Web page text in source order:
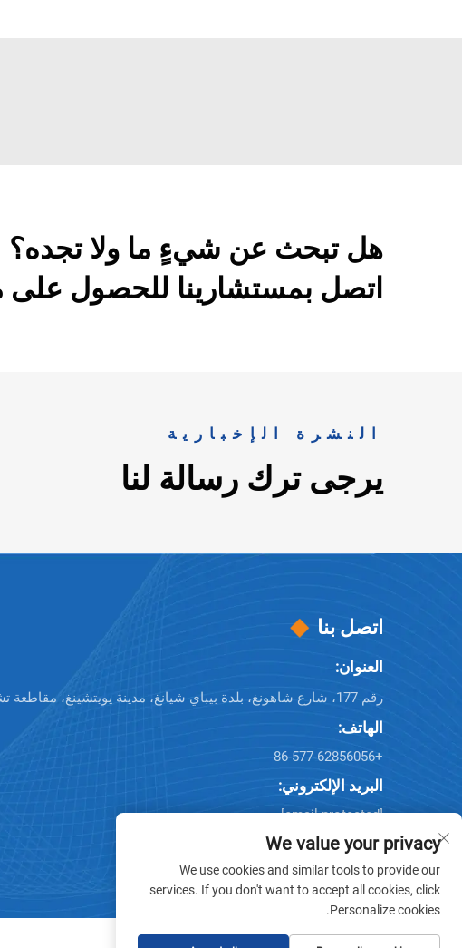
هل تبحث عن شيءٍ ما ولا تجده؟
اتصل بمستشارينا للحصول على
النشرة الإخبارية
يرجى ترك رسالة لنا
اتصل بنا
العنوان:
رقم 177، شارع شاهونغ، بلدة بيباي شيانغ، مدينة يويتشينغ، مقاطعة تشيجيانغ، الصين
الهاتف:
+86-577-62856056
البريد الإلكتروني:
[email protected]
We value your privacy
We use cookies and similar tools to provide our
services. If you don't want to accept all cookies, click
Personalize cookies.